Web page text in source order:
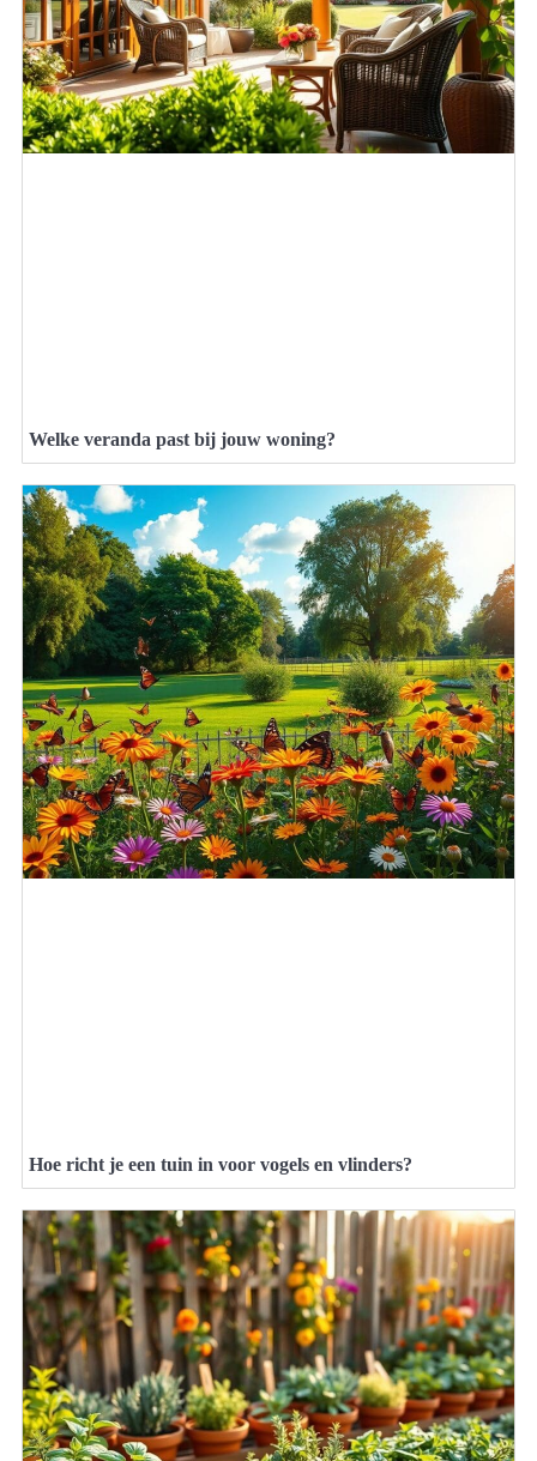
Welke veranda past bij jouw woning?
Hoe richt je een tuin in voor vogels en vlinders?